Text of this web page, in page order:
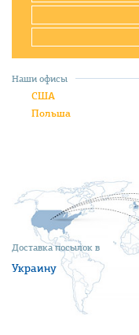
Доставка посылок в
Украину
Наши офисы
США
Польша